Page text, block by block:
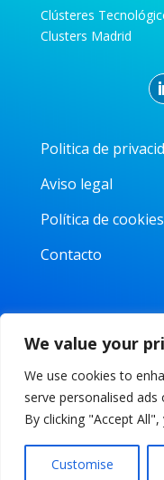
We value your
We use cookies to
serve personalised
By clicking "Accept
Customise
Clústeres
Clusters Madrid
Politica de
Aviso legal
Política de cookies
Contacto
Av. Gregorio Peces-
28919 Leganés,